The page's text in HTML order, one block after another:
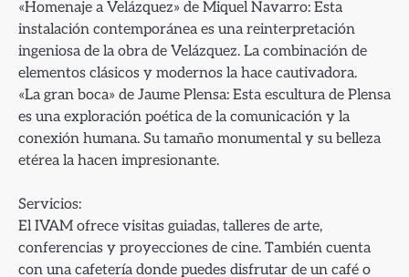
«Homenaje a Velázquez» de Miquel Navarro: Esta
instalación contemporánea es una reinterpretación
ingeniosa de la obra de Velázquez. La combinación de
elementos clásicos y modernos la hace cautivadora.
«La gran boca» de Jaume Plensa: Esta escultura de Plensa
es una exploración poética de la comunicación y la
conexión humana. Su tamaño monumental y su belleza
etérea la hacen impresionante.
Servicios:
El IVAM ofrece visitas guiadas, talleres de arte,
conferencias y proyecciones de cine. También cuenta
con una cafetería donde puedes disfrutar de un café o